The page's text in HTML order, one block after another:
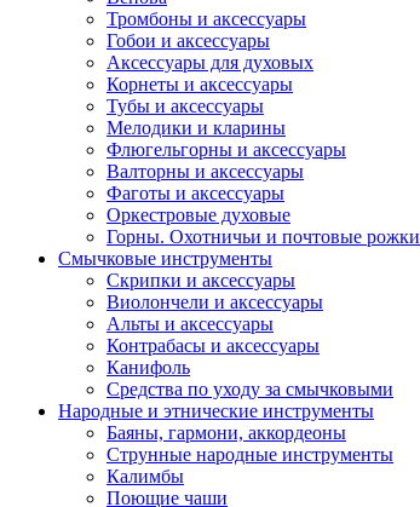
Тромбоны и аксессуары
Гобои и аксессуары
Аксессуары для духовых
Корнеты и аксессуары
Тубы и аксессуары
Мелодики и кларины
Флюгельгорны и аксессуары
Валторны и аксессуары
Фаготы и аксессуары
Оркестровые духовые
Горны. Охотничьи и почтовые рожки
Смычковые инструменты
Скрипки и аксессуары
Виолончели и аксессуары
Альты и аксессуары
Контрабасы и аксессуары
Канифоль
Средства по уходу за смычковыми
Народные и этнические инструменты
Баяны, гармони, аккордеоны
Струнные народные инструменты
Калимбы
Поющие чаши